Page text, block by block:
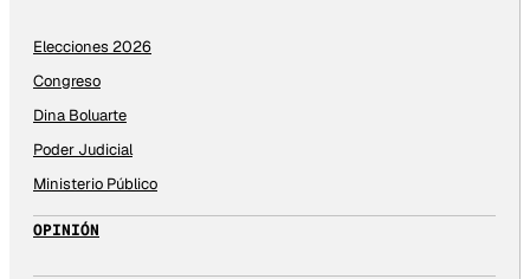
Elecciones 2026
Congreso
Dina Boluarte
Poder Judicial
Ministerio Público
OPINIÓN